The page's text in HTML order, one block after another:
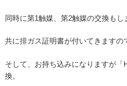
同時に第1触媒、第2触媒の交換もし
共に排ガス証明書が付いてきますの
そして、お持ち込みになりますが「
換。